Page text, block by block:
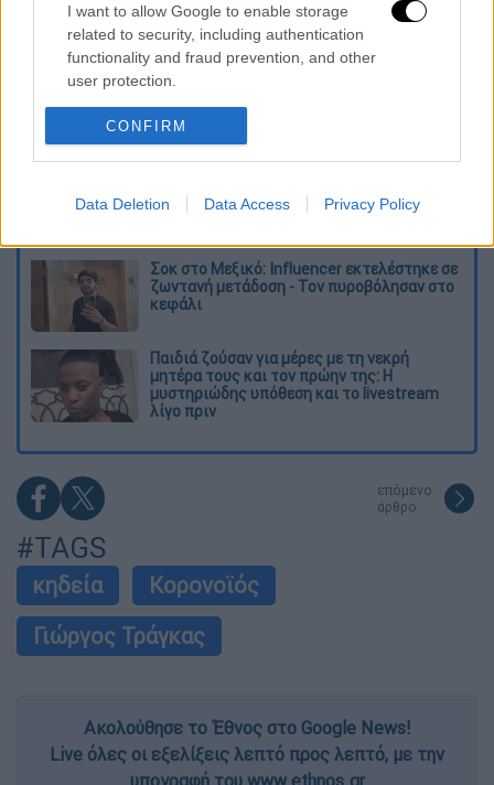
I want to allow Google to enable storage
related to security, including authentication
functionality and fraud prevention, and other
user protection.
CONFIRM
Data Deletion Data Access Privacy Policy
Διαβάστε ακόμη
Τα «γεράκια» της Ψάθας: Έσωσαν από τη
μεγάλη φωτιά τη γειτονιά που κάποτε τους
έδιωχνε - «Πέρασε όλη η ζωή μπροστά μου»
καταγγέλλουν για δρομολόγια και
προειδοποιούν για κινδύνους
Σοκ στο Μεξικό: Influencer εκτελέστηκε σε
ζωντανή μετάδοση - Τον πυροβόλησαν στο
κεφάλι
Παιδιά ζούσαν για μέρες με τη νεκρή
μητέρα τους και τον πρώην της: Η
μυστηριώδης υπόθεση και το livestream
λίγο πριν
επόμενο
άρθρο
#TAGS
κηδεία
Κορονοϊός
Γιώργος Τράγκας
Ακολούθησε το Έθνος στο Google News!
Live όλες οι εξελίξεις λεπτό προς λεπτό, με την